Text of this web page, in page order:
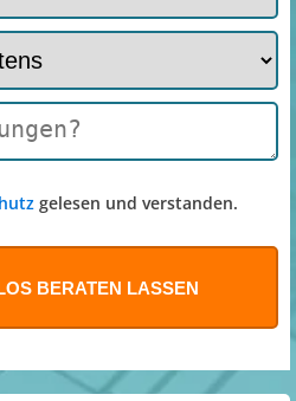
gelesen und verstanden.